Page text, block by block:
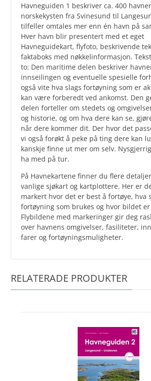
Havneguiden 1 beskriver ca. 400
norskekysten fra Svinesund til
tilfeller omtales mer enn én havn på
Hver havn blir presentert med et eget
Havneguidekart, flyfoto, beskrivende
faktaboks med nøkkelinformasjon.
to: Den maritime delen beskriver
innseilingen og eventuelle spesielle
også vite hva slags fortøyning som er
kan være forberedt ved ankomst. Den
delen forteller om stedets og
og historie, og om hva dere kan se,
når dere kommer dit. Der hvor det
vi også forøkt å peke på ting dere kan
kanskje finne ut mer om selv.
ha med på tur.
På Havnekartene finner du flere
vanlige sjøkart og kartplottere. Her er
markert hvor det er best å fortøye, hva
fortøyning som brukes og hvor bildet
Flybildene med markeringer gir deg
over havnens omgivelser, fasiliteter,
farer og fortøyningsmuligheter.
RELATERADE PRODUKTER